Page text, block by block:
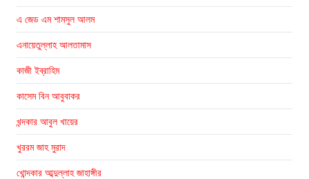
এ জেড এম শামসুল আলম
এনায়েতুল্লাহ আলতামাস
কাজী ইব্রাহিম
কাসেম বিন আবুবাকর
খন্দকার আবুল খায়ের
খুররম জাহ মুরাদ
খোন্দকার আব্দুল্লাহ জাহাঙ্গীর